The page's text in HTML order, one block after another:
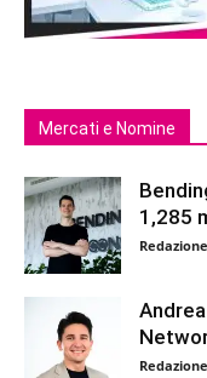
Mercati e Nomine
1,285